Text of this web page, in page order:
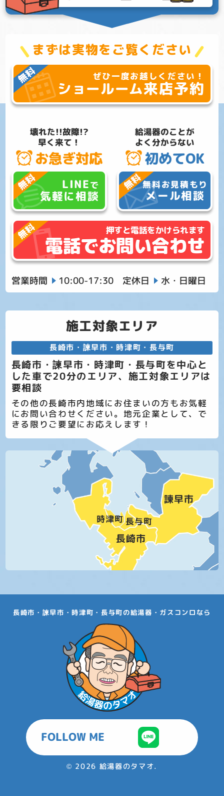
まずは実物をご覧ください
壊れた!!故障!?
早く来て！
お急ぎ対応
LINEで
気軽に相談
給湯器のことが
よく分からない
初めてOK
無料お見積もり
メール相談
ぜひ一度お越しください！
ショールーム来店予約
押すと電話をかけられます
電話でお問い合わせ
営業時間 10:00-17:30 定休日 水・日曜日
施工対象エリア
長崎市・諫早市・時津町・長与町
長崎市・諫早市・時津町・長与町を中心と
した車で20分のエリア、施工対象エリアは
要相談
その他の長崎市内地域にお住まいの方もお気軽
にお問い合わせください。地元企業として、で
きる限りご要望にお応えします！
長崎市・諫早市・時津町・長与町の給湯器・ガスコンロなら
FOLLOW ME
© 2026 給湯器のタマオ.